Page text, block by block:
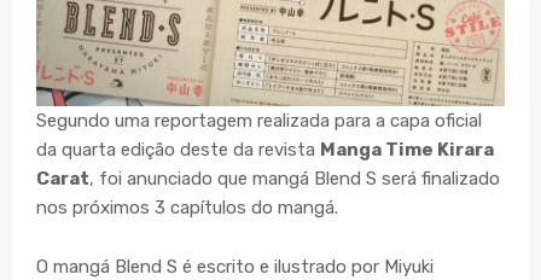
Segundo uma reportagem realizada para a capa oficial
da quarta edição deste da revista Manga Time Kirara
Carat, foi anunciado que mangá Blend S será finalizado
nos próximos 3 capítulos do mangá.
O mangá Blend S é escrito e ilustrado por Miyuki